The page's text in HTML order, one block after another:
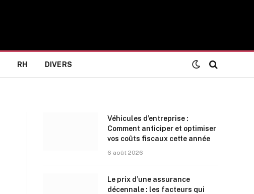
RH DIVERS
Véhicules d’entreprise :
Comment anticiper et optimiser
vos coûts fiscaux cette année
6 août 2026
Le prix d’une assurance
décennale : les facteurs qui